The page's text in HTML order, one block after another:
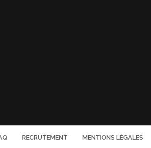
RECRUTEMENT MENTIONS LÉGALES